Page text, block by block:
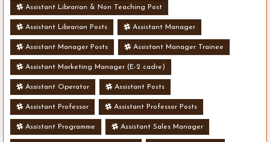
Assistant Librarian & Non Teaching Post
Assistant Librarian Posts Assistant Manager
Assistant Manager Posts Assistant Manager Trainee
Assistant Marketing Manager (E-2 cadre)
Assistant Operator Assistant Posts
Assistant Professor Assistant Professor Posts
Assistant Programme Assistant Sales Manager